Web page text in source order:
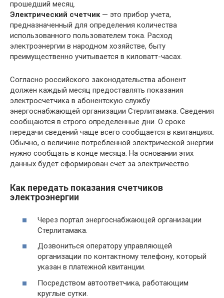
прошедший месяц.
Электрический счетчик— это прибор учета,
предназначенный для определения количества
использованного пользователем тока. Расход
электроэнергии в народном хозяйстве, быту
преимущественно учитывается в киловатт-часах.
Согласно российского законодательства абонент
должен каждый месяц предоставлять показания
электросчетчика в абонентскую службу
энергоснабжающей организации Стерлитамака. Сведения
сообщаются в строго определенные дни. О сроке
передачи сведений чаще всего сообщается в квитанциях.
Обычно, о величине потребленной электрической энергии
нужно сообщать в конце месяца. На основании этих
данных будет сформирован счет за электричество.
Как передать показания счетчиков
электроэнергии
Через портал энергоснабжающей организации
Стерлитамака.
Дозвониться оператору управляющей
организации по контактному телефону, который
указан в платежной квитанции.
Посредством автоответчика, работающим
круглые сутки.